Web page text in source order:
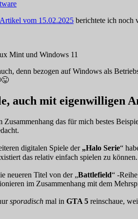
Artikel vom 15.02.2025 berichtete ich noch
Mint und Windows 11
denn bezogen auf Windows als
auch mit eigenwilligen
Zusammenhang das für mich bestes
digitalen Spiele der„Halo Serie“
das relativ einfach spielen zu
neueren Titel von der „Battlefield“ -
im Zusammenhang mit dem
sporadisch mal in GTA 5 reinschaue,